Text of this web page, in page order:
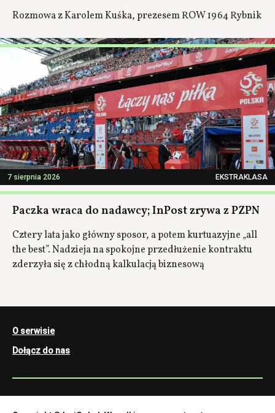
Rozmowa z Karolem Kuśka, prezesem ROW 1964 Rybnik
7 sierpnia 2026 EKSTRAKLASA
Paczka wraca do nadawcy; InPost zrywa z PZPN
Cztery lata jako główny sposor, a potem kurtuazyjne „all
the best”. Nadzieja na spokojne przedłużenie kontraktu
zderzyła się z chłodną kalkulacją biznesową
O serwisie
Dołącz do nas